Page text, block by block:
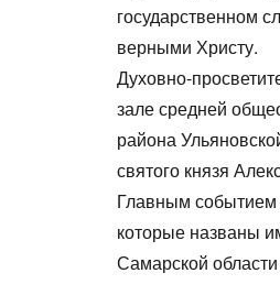
государственном
Духовно-
зале средней
района
святого князя
Главным событием
которые названы
Самарской